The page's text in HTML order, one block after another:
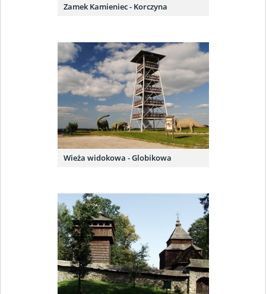
Zamek Kamieniec - Korczyna
Wieża widokowa - Globikowa